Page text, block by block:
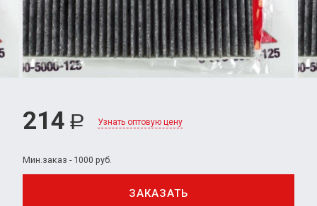
214 Р Узнать оптовую цену
Мин.заказ - 1000 руб.
ЗАКАЗАТЬ